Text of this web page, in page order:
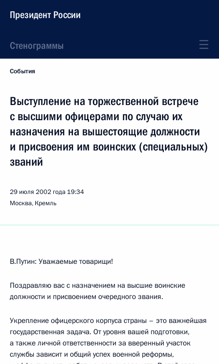
Президент России
Стенограммы
События
Выступление на торжественной встрече
с высшими офицерами по случаю их
назначения на вышестоящие должности
и присвоения им воинских (специальных)
званий
29 июля 2002 года 19:34
Москва, Кремль
В.Путин: Уважаемые товарищи!
Поздравляю вас с назначением на высшие воинские
должности и присвоением очередного звания.
Укрепление офицерского корпуса страны – это важнейшая
государственная задача. От уровня вашей подготовки,
а также личной ответственности за вверенный участок
службы зависит и общий успех военной реформы,